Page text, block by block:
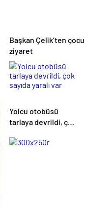
Başkan Çelik’ten
ziyaret
Yolcu otobüsü
tarlaya devrildi, çok